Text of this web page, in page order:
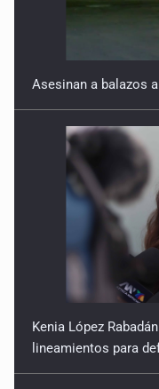
22 de Julio de 2026
Quinto Patio
21 de Julio de 2026
Quinto Patio
20 de Julio de 2026
Quinto Patio
18 de Julio de 2026
Quinto Patio
17 de Julio de 2026
Asesinan a balazos
Kenia López
lineamientos para